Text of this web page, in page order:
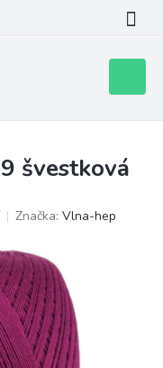
košík
švestková
Značka: Vlna-hep